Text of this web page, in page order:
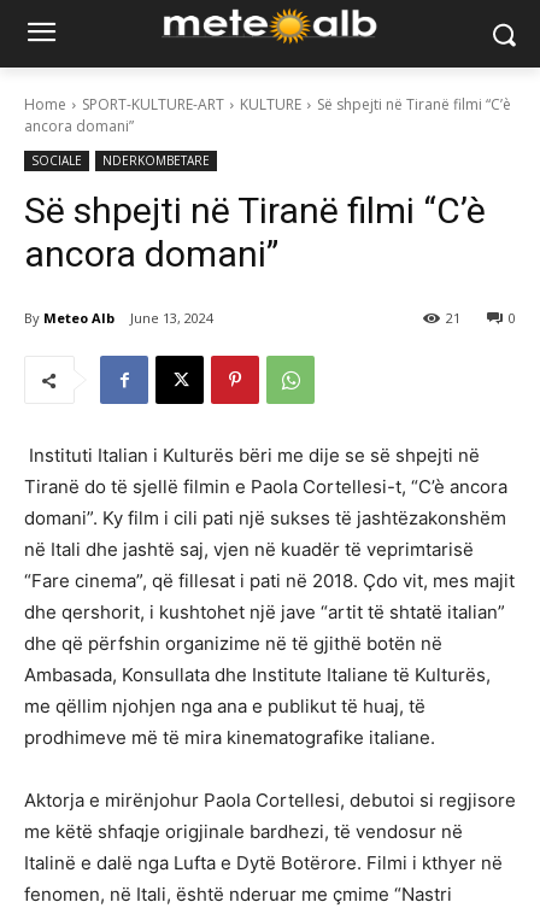
Home SPORT-KULTURE-ART KULTURE
Së shpejti në Tiranë filmi “C’è
ancora domani”
SOCIALE NDERKOMBETARE
Së shpejti në Tiranë filmi “C’è
ancora domani”
By Meteo Alb June 13, 2024 0
21
Instituti Italian i Kulturës bëri me dije se së shpejti në
Tiranë do të sjellë filmin e Paola Cortellesi-t, “C’è ancora
domani”. Ky film i cili pati një sukses të jashtëzakonshëm
në Itali dhe jashtë saj, vjen në kuadër të veprimtarisë
“Fare cinema”, që fillesat i pati në 2018. Çdo vit, mes majit
dhe qershorit, i kushtohet një jave “artit të shtatë italian”
dhe që përfshin organizime në të gjithë botën në
Ambasada, Konsullata dhe Institute Italiane të Kulturës,
me qëllim njohjen nga ana e publikut të huaj, të
prodhimeve më të mira kinematografike italiane.
Aktorja e mirënjohur Paola Cortellesi, debutoi si regjisore
me këtë shfaqje origjinale bardhezi, të vendosur në
Italinë e dalë nga Lufta e Dytë Botërore. Filmi i kthyer në
fenomen, në Itali, është nderuar me çmime “Nastri